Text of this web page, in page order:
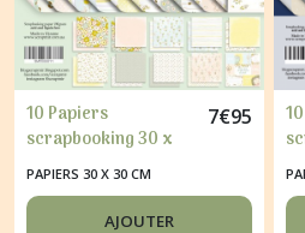
10 Papiers
scrapbooking 30 x
30 cm album faire
part carte Scrapmir
BOY OR GIRL
7€95
PAPIERS 30 X 30 CM
AJOUTER